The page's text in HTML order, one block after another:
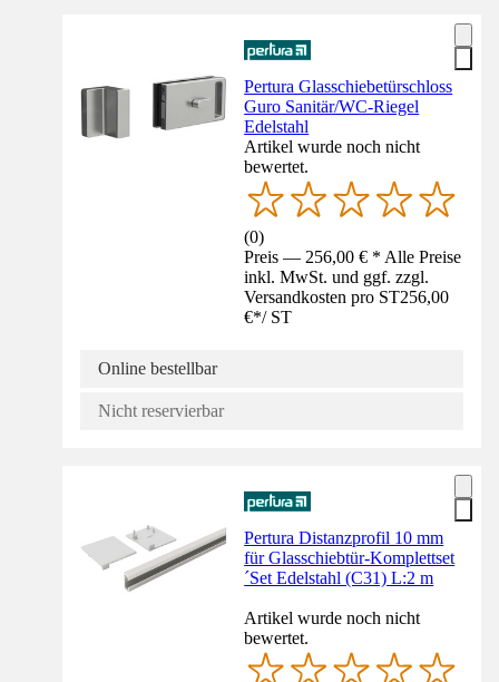
Pertura Glasschiebetürschloss
Guro Sanitär/WC-Riegel
Edelstahl
Artikel wurde noch nicht
bewertet.
(0)
Preis — 256,00 € * Alle Preise
inkl. MwSt. und ggf. zzgl.
Versandkosten pro ST256,00
€*/ ST
Online bestellbar
Nicht reservierbar
Pertura Distanzprofil 10 mm
für Glasschiebtür-Komplettset
´Set Edelstahl (C31) L:2 m
Artikel wurde noch nicht
bewertet.